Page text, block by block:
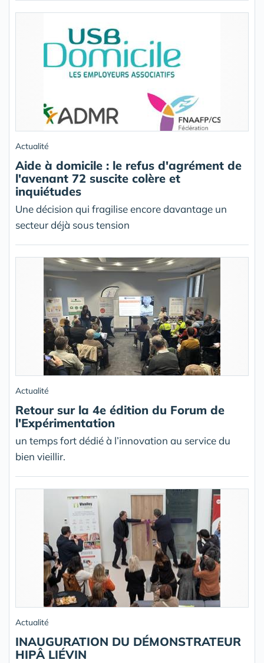
Actualité
Aide à domicile : le refus d'agrément de
l'avenant 72 suscite colère et
inquiétudes
Une décision qui fragilise encore davantage un
secteur déjà sous tension
Actualité
Retour sur la 4e édition du Forum de
l'Expérimentation
un temps fort dédié à l’innovation au service du
bien vieillir.
Actualité
INAUGURATION DU DÉMONSTRATEUR
HIPÂ LIÉVIN